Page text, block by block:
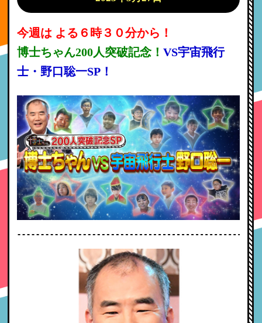
今週は よる６時３０分から！
博士ちゃん200人突破記念！VS宇宙飛行
士・野口聡一SP！